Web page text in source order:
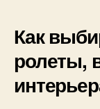
Как
ролеты,